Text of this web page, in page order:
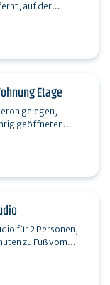
auf der
Etage
gelegen,
geöffneten
Saint Pierre
für 2 Personen,
zu Fuß vom